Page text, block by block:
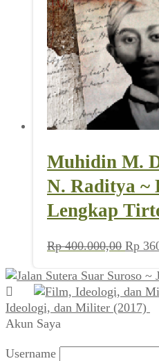
Muhidin M.
N. Raditya ~
Lengkap
Rp400.000,00 Harga
Rp
Rp
Suar Suroso ~
Ideologi, dan Militer (2017)
Akun Saya
Username